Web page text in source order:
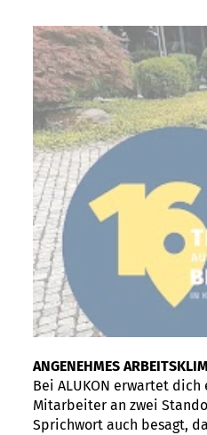
ANGENEHMES
Bei ALUKON erwartet
Mitarbeiter an zwei
Sprichwort auch besagt,